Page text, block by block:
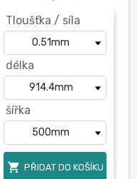
Tloušťka / síla
délka
šířka
 PŘIDAT DO KOŠÍKU